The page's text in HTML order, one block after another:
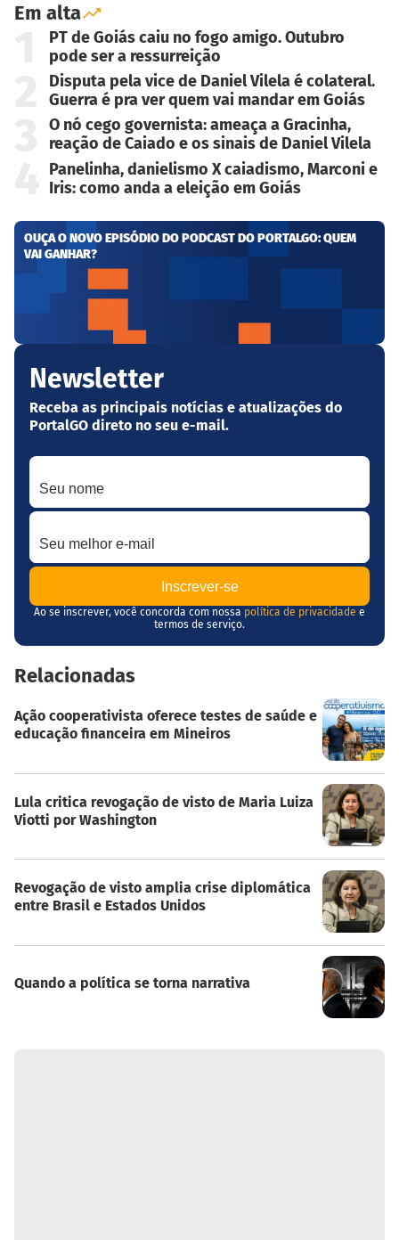
Em alta
PT de Goiás caiu no fogo amigo. Outubro
pode ser a ressurreição
Disputa pela vice de Daniel Vilela é colateral.
Guerra é pra ver quem vai mandar em Goiás
O nó cego governista: ameaça a Gracinha,
reação de Caiado e os sinais de Daniel Vilela
Panelinha, danielismo X caiadismo, Marconi e
Iris: como anda a eleição em Goiás
OUÇA O NOVO EPISÓDIO DO PODCAST DO PORTALGO: QUEM
VAI GANHAR?
Newsletter
Receba as principais notícias e atualizações do
PortalGO direto no seu e-mail.
Seu nome
Seu melhor e-mail
Ao se inscrever, você concorda com nossa política de privacidade e
termos de serviço.
Relacionadas
Ação cooperativista oferece testes de saúde e
educação financeira em Mineiros
Lula critica revogação de visto de Maria Luiza
Viotti por Washington
Revogação de visto amplia crise diplomática
entre Brasil e Estados Unidos
Quando a política se torna narrativa